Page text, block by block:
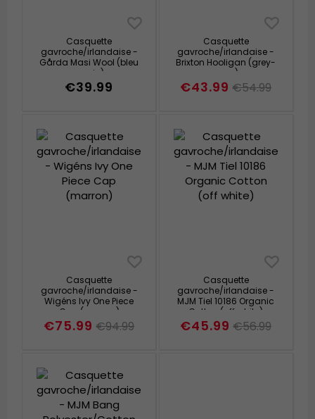
Casquette
gavroche/irlandaise -
Gårda Masi Wool (bleu
marin)
€39.99
Casquette
gavroche/irlandaise -
Brixton Hooligan (grey-
navy)
€43.99 €54.99
Casquette
gavroche/irlandaise -
Wigéns Ivy One Piece
Cap (marron)
€75.99 €94.99
Casquette
gavroche/irlandaise -
MJM Tiel 10186 Organic
Cotton (off white)
€45.99 €56.99